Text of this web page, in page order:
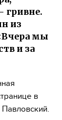
гривне.
из
мы
и за
в